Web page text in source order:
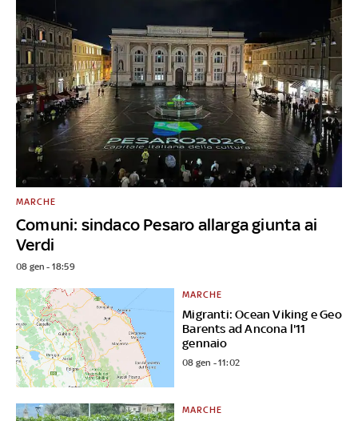
Comuni: sindaco Pesaro allarga giunta ai
Verdi
MARCHE
08 gen - 18:59
Migranti: Ocean Viking e Geo
Barents ad Ancona l'11
gennaio
MARCHE
08 gen - 11:02
MARCHE